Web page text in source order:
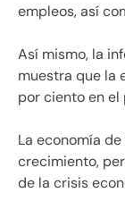
empleos, así
Así mismo, la
muestra que la
por ciento en
La economía
crecimiento,
de la crisis